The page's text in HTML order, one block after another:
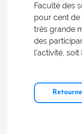
Faculté des
pour cent de
très grande
des
l’activité,